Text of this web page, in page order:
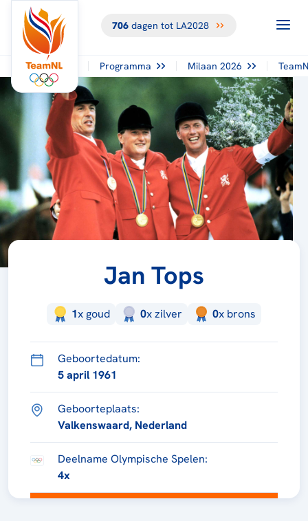
706dagen tot LA2028
Programma Milaan 2026
Jan Tops
1x goud 0xzilver 0x brons
Geboortedatum:
5 april 1961
Geboorteplaats:
Valkenswaard, Nederland
Deelname Olympische Spelen:
4x